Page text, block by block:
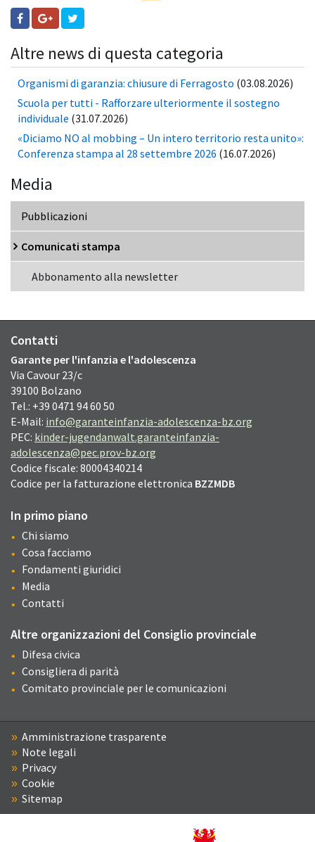
Altre news di questa categoria
Organismi di garanzia: chiusure di Ferragosto (03.08.2026)
Scuola per tutti - Rafforzare ulteriormente il sostegno
individuale (31.07.2026)
«Diciamo NO al mobbing – Un intero territorio resta unito»:
Conferenza stampa al 28 settembre 2026 (16.07.2026)
Media
Pubblicazioni
Comunicati stampa
Abbonamento alla newsletter
Contatti
Garante per l'infanzia e l'adolescenza
Via Cavour 23/c
39100 Bolzano
Tel.: +39 0471 94 60 50
E-Mail: info@garanteinfanzia-adolescenza-bz.org
PEC: kinder-jugendanwalt.garanteinfanzia-
adolescenza@pec.prov-bz.org
Codice fiscale: 80004340214
Codice per la fatturazione elettronica BZZMDB
In primo piano
Chi siamo
Cosa facciamo
Fondamenti giuridici
Media
Contatti
Altre organizzazioni del Consiglio provinciale
Difesa civica
Consigliera di parità
Comitato provinciale per le comunicazioni
Amministrazione trasparente
Note legali
Privacy
Cookie
Sitemap